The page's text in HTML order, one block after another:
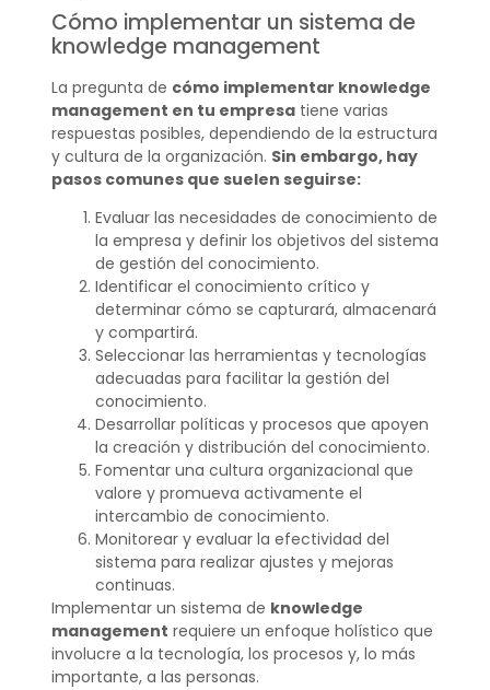
Cómo implementar un sistema de
knowledge management
La pregunta de cómo implementar knowledge
management en tu empresatiene varias
respuestas posibles, dependiendo de la estructura
y cultura de la organización. Sin embargo, hay
pasos comunes que suelen seguirse:
Evaluar las necesidades de conocimiento de
la empresa y definir los objetivos del sistema
de gestión del conocimiento.
Identificar el conocimiento crítico y
determinar cómo se capturará, almacenará
y compartirá.
Seleccionar las herramientas y tecnologías
adecuadas para facilitar la gestión del
conocimiento.
Desarrollar políticas y procesos que apoyen
la creación y distribución del conocimiento.
Fomentar una cultura organizacional que
valore y promueva activamente el
intercambio de conocimiento.
Monitorear y evaluar la efectividad del
sistema para realizar ajustes y mejoras
continuas.
Implementar un sistema de knowledge
management requiere un enfoque holístico que
involucre a la tecnología, los procesos y, lo más
importante, a las personas.